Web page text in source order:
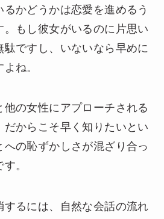
るかどうかは恋愛を進めるう
。もし彼女がいるのに片思い
駄ですし、いないなら早めに
ね。
他の女性にアプローチされる
からこそ早く知りたいとい
への恥ずかしさが混ざり合っ
。
するには、自然な会話の流れ